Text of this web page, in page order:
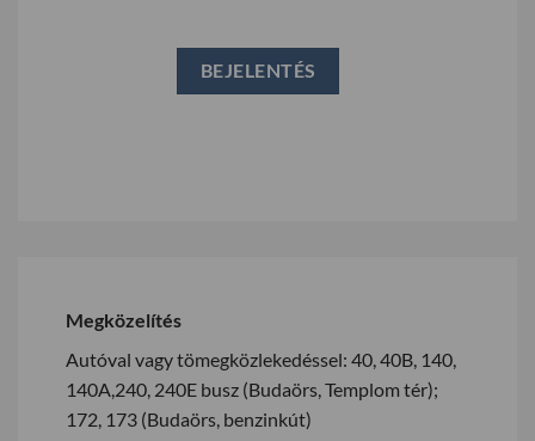
Megközelítés
Autóval vagy tömegközlekedéssel: 40, 40B, 140,
140A,240, 240E busz (Budaörs, Templom tér);
172, 173 (Budaörs, benzinkút)